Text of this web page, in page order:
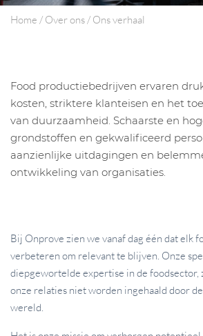
Home / Over ons / Ons verhaal
Food productiebedrijven ervaren
kosten, striktere klanteisen en het
van duurzaamheid. Schaarste en
grondstoffen en gekwalificeerd
aanzienlijke uitdagingen en
ontwikkeling van organisaties.
Bij Onprove zien we vanaf dag één dat elk
verbeteren om relevant te blijven. Onze
diepgewortelde expertise in de foodsector,
onze relaties niet worden ingehaald door
wereld.